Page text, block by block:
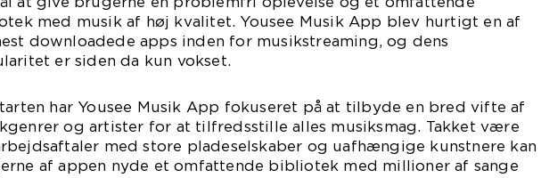
med musik af høj kvalitet. Yousee Musik App blev hurtigt en af
downloadede apps inden for musikstreaming, og dens
er siden da kun vokset.
har Yousee Musik App fokuseret på at tilbyde en bred vifte af
og artister for at tilfredsstille alles musiksmag. Takket være
med store pladeselskaber og uafhængige kunstnere kan
af appen nyde et omfattende bibliotek med millioner af sange